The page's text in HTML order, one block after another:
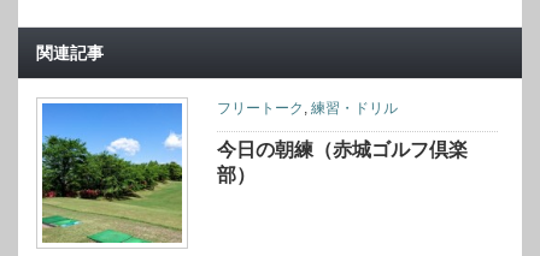
関連記事
フリートーク ,練習・ドリル
今日の朝練（赤城ゴルフ倶楽
部）